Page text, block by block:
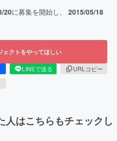
20に募集を開始し、 2015/05/18
ェクトをやってほしい
LINEで送る
URLコピー
人はこちらもチェックし